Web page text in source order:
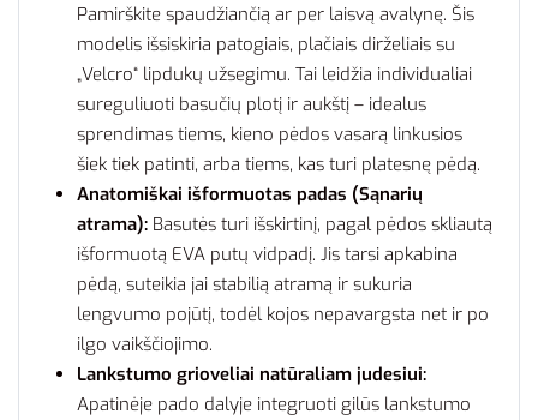
Pamirškite spaudžiančią ar per laisvą avalynę. Šis
modelis išsiskiria patogiais, plačiais dirželiais su
„Velcro“ lipdukų užsegimu. Tai leidžia individualiai
sureguliuoti basučių plotį ir aukštį – idealus
sprendimas tiems, kieno pėdos vasarą linkusios
šiek tiek patinti, arba tiems, kas turi platesnę pėdą.
Anatomiškai išformuotas padas (Sąnarių
atrama): Basutės turi išskirtinį, pagal pėdos skliautą
išformuotą EVA putų vidpadį. Jis tarsi apkabina
pėdą, suteikia jai stabilią atramą ir sukuria
lengvumo pojūtį, todėl kojos nepavargsta net ir po
ilgo vaikščiojimo.
Lankstumo grioveliai natūraliam judesiui:
Apatinėje pado dalyje integruoti gilūs lankstumo